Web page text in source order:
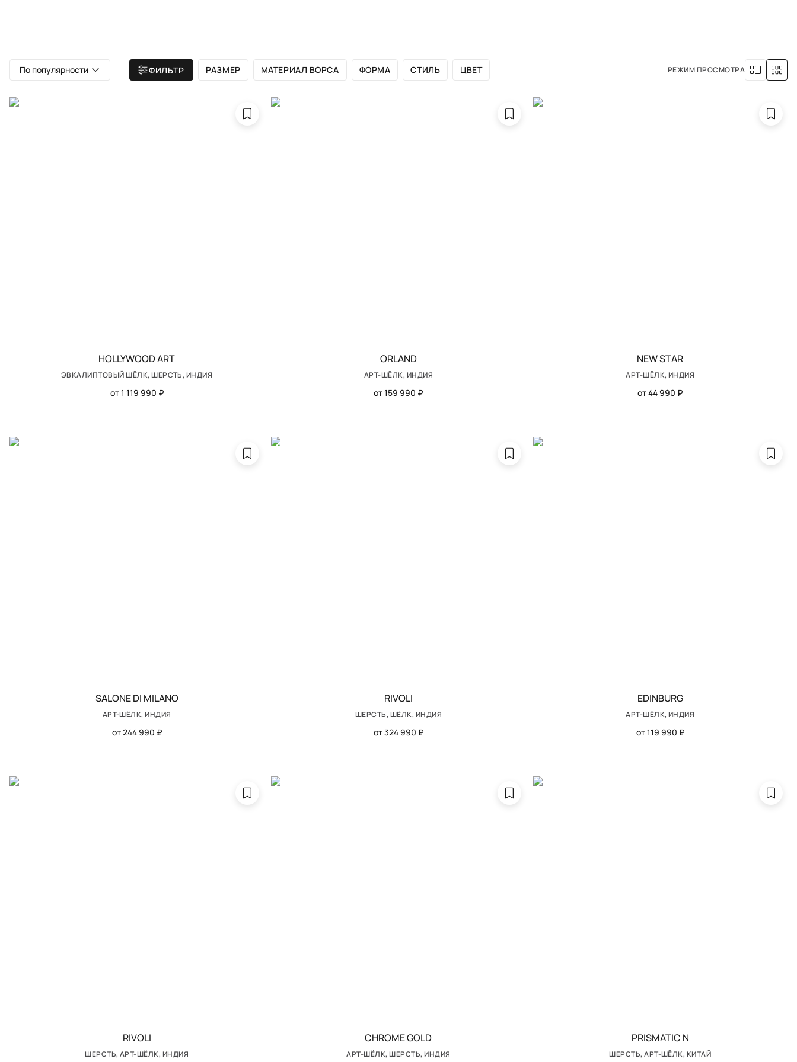
/ Ковры фиолетового цвета
Ковры фиолетового цвета
По популярности ФИЛЬТР РАЗМЕР МАТЕРИАЛ ВОРСА ФОРМА СТИЛЬ ЦВЕТ РЕЖИМ ПРОСМОТРА
HOLLYWOOD ART
ЭВКАЛИПТОВЫЙ ШЁЛК, ШЕРСТЬ, ИНДИЯ
от 1 119 990 ₽
ORLAND
АРТ-ШЁЛК, ИНДИЯ
от 159 990 ₽
NEW STAR
АРТ-ШЁЛК, ИНДИЯ
от 44 990 ₽
SALONE DI MILANO
АРТ-ШЁЛК, ИНДИЯ
от 244 990 ₽
RIVOLI
ШЕРСТЬ, ШЁЛК, ИНДИЯ
от 324 990 ₽
EDINBURG
АРТ-ШЁЛК, ИНДИЯ
от 119 990 ₽
RIVOLI
ШЕРСТЬ, АРТ-ШЁЛК, ИНДИЯ
CHROME GOLD
АРТ-ШЁЛК, ШЕРСТЬ, ИНДИЯ
PRISMATIC N
ШЕРСТЬ, АРТ-ШЁЛК, КИТАЙ